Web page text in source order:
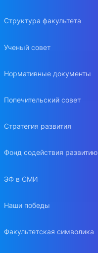
Структура факультета
Ученый совет
Нормативные документы
Попечительский совет
Стратегия развития
Фонд содействия развитию
ЭФ в СМИ
Наши победы
Факультетская символика